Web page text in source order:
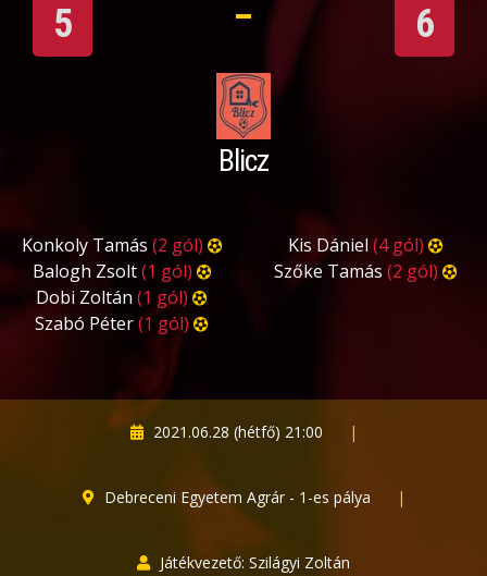
5 6
Blicz
Konkoly Tamás (2 gól)
Balogh Zsolt(1 gól)
Dobi Zoltán (1 gól)
Szabó Péter(1 gól)
Kis Dániel (4 gól)
Szőke Tamás (2 gól)
2021.06.28 (hétfő) 21:00 |
Debreceni Egyetem Agrár - 1-es pálya |
Játékvezető: Szilágyi Zoltán